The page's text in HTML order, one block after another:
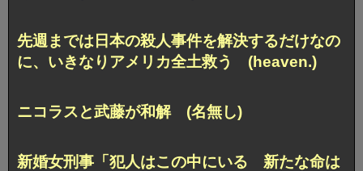
先週までは日本の殺人事件を解決するだけなの
に、いきなりアメリカ全土救う (heaven.)
ニコラスと武藤が和解 (名無し)
新婚女刑事「犯人はこの中にいる 新たな命は